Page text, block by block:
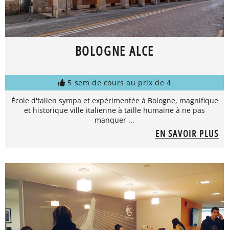
BOLOGNE ALCE
5 sem de cours au prix de 4
École d'talien sympa et expérimentée à Bologne, magnifique
et historique ville italienne à taille humaine à ne pas
manquer ...
EN SAVOIR PLUS